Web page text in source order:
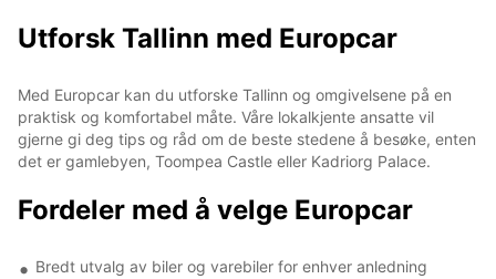
Utforsk Tallinn med Europcar
Med Europcar kan du utforske Tallinn og omgivelsene på en
praktisk og komfortabel måte. Våre lokalkjente ansatte vil
gjerne gi deg tips og råd om de beste stedene å besøke, enten
det er gamlebyen, Toompea Castle eller Kadriorg Palace.
Fordeler med å velge Europcar
Bredt utvalg av biler og varebiler for enhver anledning